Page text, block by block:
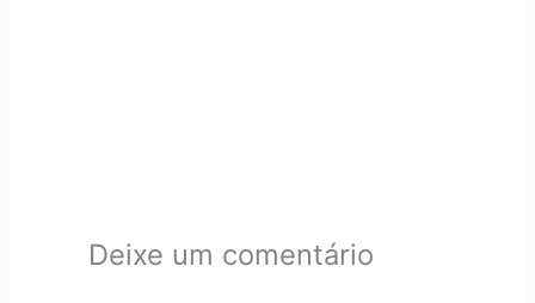
Deixe um comentário